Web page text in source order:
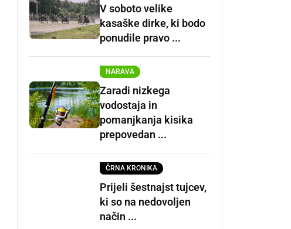
V soboto velike
kasaške dirke, ki bodo
ponudile pravo ...
NARAVA
Zaradi nizkega
vodostaja in
pomanjkanja kisika
prepovedan ...
ČRNA KRONIKA
Prijeli šestnajst tujcev,
ki so na nedovoljen
način ...